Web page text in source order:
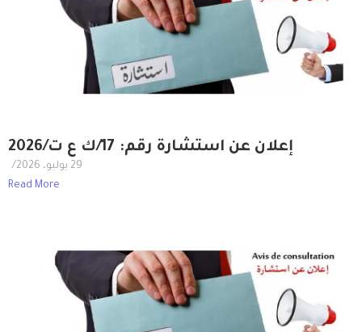
إعلان عن استشارة رقم: 17/ك ع ت/2026
29 يوليو، 2026
/
Read More